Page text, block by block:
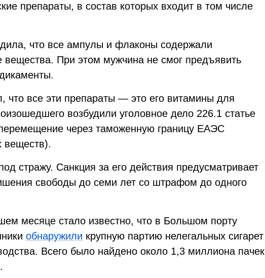
препараты, в состав которых входит в том числе
что все ампулы и флаконы содержали
вещества. При этом мужчина не смог предъявить
что все эти препараты — это его витамины для
возбудили уголовное дело 226.1 статье
через таможенную границу ЕАЭС
веществ).
стражу. Санкция за его действия предусматривает
свободы до семи лет со штрафом до одного
месяце стало известно, что в Большом порту
обнаружили крупную партию нелегальных сигарет
Всего было найдено около 1,3 миллиона пачек